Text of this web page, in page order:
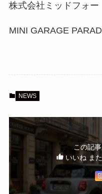
株式会社ミッドフォー
MINI GARAGE
NEWS
この記
いいね ま